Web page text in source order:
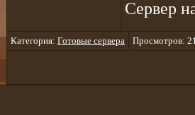
Сервер
Категория: Готовые сервера Просмотров: